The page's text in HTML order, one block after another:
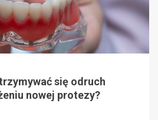
się odruch
nowej protezy?